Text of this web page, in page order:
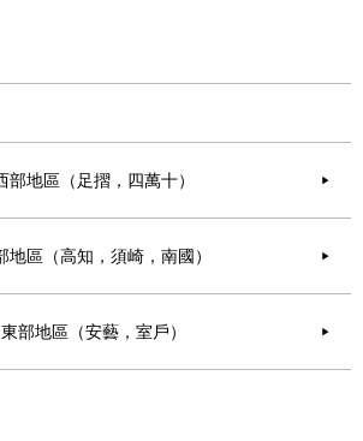
部地區（足摺，四萬十） ▶︎
地區（高知，須崎，南國） ▶︎
東部地區（安藝，室戶） ▶︎